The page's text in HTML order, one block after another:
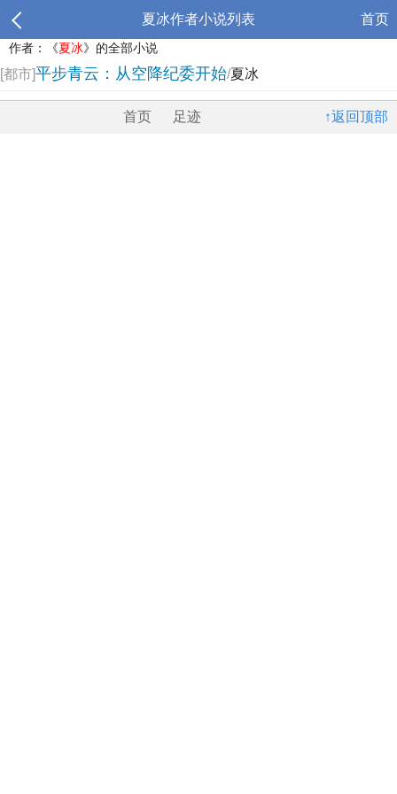
夏冰作者小说列表 首页
作者：《夏冰》的全部小说
[都市]平步青云：从空降纪委开始/夏冰
↑返回顶部
首页 足迹